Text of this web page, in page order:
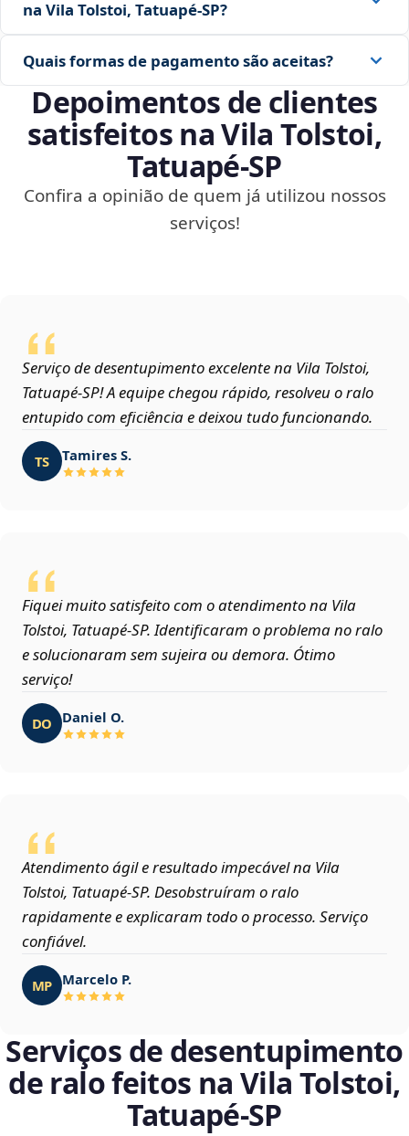
na Vila Tolstoi, Tatuapé‑SP?
Quais formas de pagamento são aceitas?
Depoimentos de clientes
satisfeitos na Vila Tolstoi,
Tatuapé‑SP
Confira a opinião de quem já utilizou nossos
serviços!
Serviço de desentupimento excelente na Vila Tolstoi,
Tatuapé‑SP! A equipe chegou rápido, resolveu o ralo
entupido com eficiência e deixou tudo funcionando.
TS Tamires S.
Fiquei muito satisfeito com o atendimento na Vila
Tolstoi, Tatuapé‑SP. Identificaram o problema no ralo
e solucionaram sem sujeira ou demora. Ótimo
serviço!
DO Daniel O.
Atendimento ágil e resultado impecável na Vila
Tolstoi, Tatuapé‑SP. Desobstruíram o ralo
rapidamente e explicaram todo o processo. Serviço
confiável.
MP Marcelo P.
Serviços de desentupimento
de ralo feitos na Vila Tolstoi,
Tatuapé‑SP